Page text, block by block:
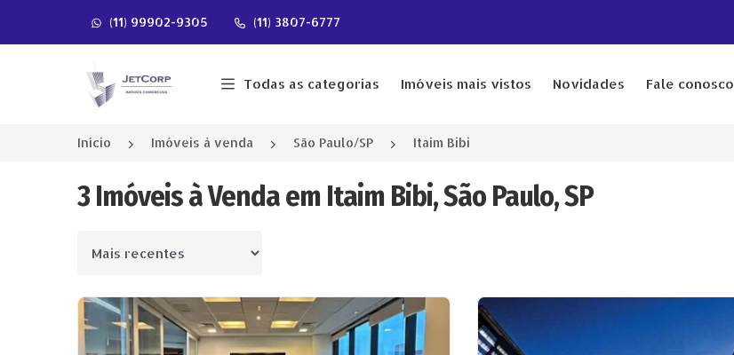
(11) 99902-9305 (11) 3807-6777
Página inicial
Todas as categorias Imóveis mais vistos Novidades Fale conosco
Início Imóveis à venda São Paulo/SP Itaim Bibi
3 Imóveis à Venda em Itaim Bibi, São Paulo, SP
Ordenar por